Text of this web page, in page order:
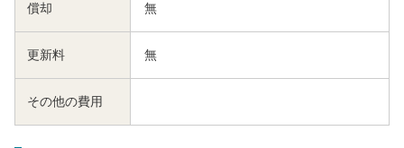
償却 無
更新料 無
その他の費用